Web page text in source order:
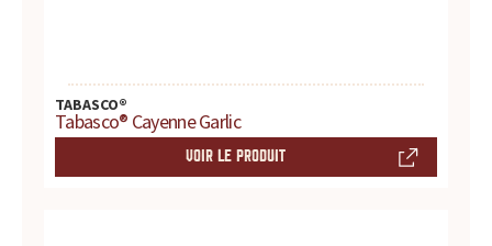
.
.
TABASCO®
Tabasco® Cayenne Garlic
VOIR LE PRODUIT